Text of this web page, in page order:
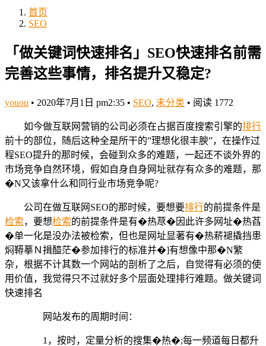
首页
SEO
「做关键词快速排名」SEO快速排名前需
完善这些事情，排名提升又稳定?
youou • 2020年7月1日 pm2:35 • SEO, 未分类 • 阅读 1772
如今做互联网营销的公司必须在占据百度搜索引擎的排行
前十的部位，随后这种全是所干的”理想化很丰腴”，在操作过
程SEO提升的那时候，会碰到众多的难题，一起还不谈外界的
市场竞争自然环境，假如自身自身网址就存有众多的难题，那
�N又该拿什么和同行业市场竞争呢?
公司在做互联网SEO的那时候，要想要排行的前提条件是
检索，要想检索的前提条件是有�热荩�因此许多网址�热萏
�单一化是没办法被检索，但也是网址显著有�热菥褪撬挡患
焖鞯摹Ｎ揖醯茫�参加排行的标准并�]有想像中那�N繁
杂，根据不计其数一个网站的剖析了之后，自觉得有必须的使
用价值，我觉得只不过就好多个层面处理排行难题。做关键词
快速排名
网站发布的周期时间：
1，按时，定量分析的搜集�热�;每一频道每日都升